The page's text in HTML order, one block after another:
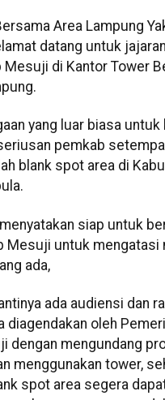
Area Lampung
datang untuk
Mesuji di Kantor Tower
yang luar biasa untuk
pemkab
blank spot area di
siap untuk
Mesuji untuk mengatasi
ada,
ada audiensi dan
diagendakan oleh
dengan mengundang
menggunakan tower,
spot area segera